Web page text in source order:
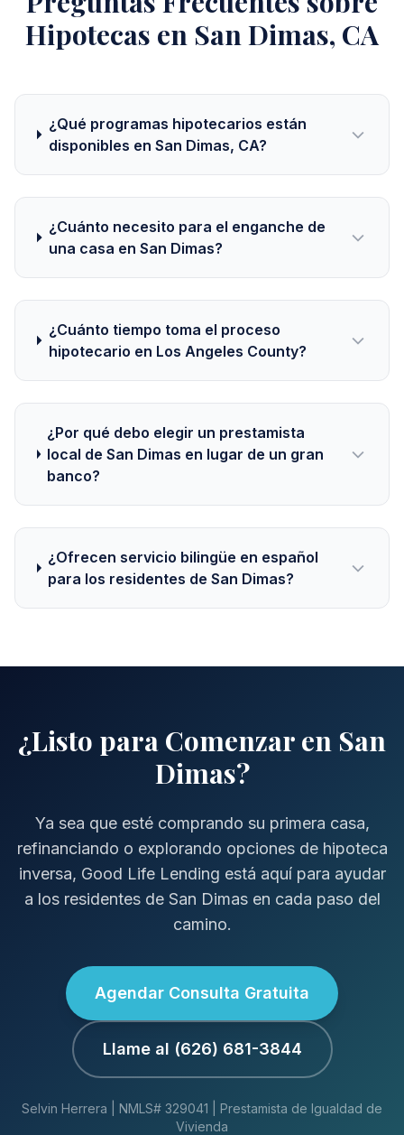
Hipotecas en San Dimas, CA
¿Qué programas hipotecarios están
disponibles en San Dimas, CA?
¿Cuánto necesito para el enganche de
una casa en San Dimas?
¿Cuánto tiempo toma el proceso
hipotecario en Los Angeles County?
¿Por qué debo elegir un prestamista
local de San Dimas en lugar de un gran
banco?
¿Ofrecen servicio bilingüe en español
para los residentes de San Dimas?
¿Listo para Comenzar en San
Dimas?
Ya sea que esté comprando su primera casa,
refinanciando o explorando opciones de hipoteca
inversa, Good Life Lending está aquí para ayudar
a los residentes de San Dimas en cada paso del
camino.
Agendar Consulta Gratuita
Llame al (626) 681-3844
Selvin Herrera | NMLS# 329041 | Prestamista de Igualdad de
Vivienda